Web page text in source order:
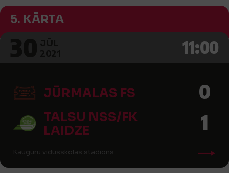
5. KĀRTA
11:00
JŪRMALAS FS 0
TALSU NSS/FK
LAIDZE
1
Kauguru vidusskolas stadions